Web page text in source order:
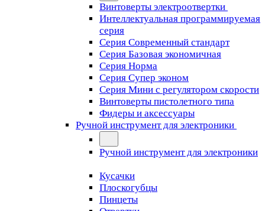
Винтоверты электроотвертки
Интеллектуальная программируемая
серия
Серия Современный стандарт
Серия Базовая экономичная
Серия Норма
Серия Cупер эконом
Серия Мини с регулятором скорости
Винтоверты пистолетного типа
Фидеры и аксессуары
Ручной инструмент для электроники
Ручной инструмент для электроники
Кусачки
Плоскогубцы
Пинцеты